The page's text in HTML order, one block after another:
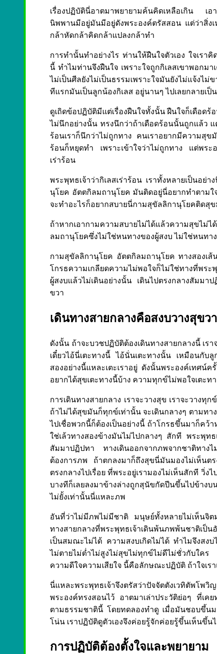
เรื่องปฏิบัตินี่อาตมาพยายามค้นคิดเหลือเกิน เอ
นิพพานมีอยู่มันมีอยู่ดังพระองค์ตรัสสอน แต่ว่าสิ่ง
กล้าหัดกล้าคิดกล้าแปลงกล้าทำ
การทำนั้นทำอย่างไร ท่านให้ฝืนใจตัวเอง ใจเรา
นี้ ทำไมท่านจึงฝืนใจ เพราะใจถูกกิเลสเขาพอกม
ไม่เป็นศีลยังไม่เป็นธรรมเพราะใจมันยังไม่แจ้งไม่
ทีแรกมันเป็นลูกน้องกิเลส อยู่นานๆ ไปเลยกลายเป็
ดูเถิดข้อปฏิบัติมีแต่เรื่องฝืนใจทั้งนั้น ฝืนใจก็เดือด
ไม่นึกอย่างนั้น ทรงนึกว่าถ้าเดือดร้อนนั้นถูกแล้ว แ
ร้อนเราก็นึกว่าไม่ถูกทาง คนเราอยากมีความสุ
ร้อนก็หยุดทำ เพราะเข้าใจว่าไม่ถูกทาง แต่พระ
เร่าร้อน
พระพุทธเจ้าว่ากิเลสเร่าร้อน เราทั้งหลายเป็นอ
นุโยค อัตตกิลมถานุโยค มันติดอยู่นี่อยากทำตามใ
จะทำอะไรก็อยากสบายนี่กามสุขัลลิกานุโยคติดสุข
ถ้าหากเอากามความสบายไม่ได้แล้วความสุขไม่
ลมถานุโยคซึ่งไม่ใช่หนทางของผู้สงบ ไม่ใช่หนทา
กามสุขัลลิกานุโยค อัตตกิลมถานุโยค ทางสองเส้
โกรธความเกลียดความไม่พอใจก็ไม่ใช่ทางที่พร
ผู้สงบแล้วไม่เดินอย่างนั้น เดินไปตรงกลางสัมม
ขวา
เดินทางสายกลางคือสงบวางสุขว
ดังนั้น ถ้าจะบวชปฏิบัติต้องเดินทางสายกลางนี้ เร
เดี๋ยวไอ้นี่เตะทางนี้ ไอ้นั่นเตะทางนั้น เหมือนกับ
สองอย่างนี้แหละเตะเราอยู่ ดังนั้นพระองค์เทศน์
อยากได้สุขเตะทางนี้บ้าง ความทุกข์ไม่พอใจเตะท
การเดินทางสายกลาง เราจะวางสุข เราจะวาง
ถ้าไม่ได้สุขมันก็ทุกข์เท่านั้น จะเดินกลางๆ ตามท
ไปเชื่อพวกนี้ก็ต้องเป็นอย่างนี้ ถ้าโกรธขึ้นมาก็คว้
ใช่เล้วทางสองข้างมันไม่ไปกลางๆ สักที พระพุท
สัมมาปฏิปทา ทางเดินออกจากภพจากชาติทา
ต้องการภพ ถ้าตกลงมาก็ถึงสุขนี่มันมองไม่เห็นต
ตรงกลางไปเรื่อย ที่พระอยู่เรามองไม่เห็นสักที วิ่
บางทีก็เลยลงมาข้างล่างถูกสุนัขกัดปีนขึ้นไปข้าง
ไม่ยั้งเท่านั้นนี่แหละภพ
อันที่ว่าไม่มีภพไม่มีชาติ มนุษย์ทั้งหลายไม่เห็นจิ
ทางสายกลางที่พระพุทธเจ้าเดินพ้นภพพ้นชาติเป็
เป็นสมณะไม่ได้ ความสงบเกิดไม่ได้ ทำไมจึงสงบ
ไม่ตายไม่ต่ำไม่สูงไม่สุขไม่ทุกข์ไม่ดีไม่ชั่วกับใคร
ความดีใจความเสียใจ นี้คือลักษณะปฏิบัติ ถ้าใจเร
นี่แหละพระพุทธเจ้าจึงตรัสว่าปัจจัตตังเวทิตัพ
พระองค์ทรงสอนไว้ อาตมาเล่าประวัติย่อๆ ที่เคย
ตามธรรมชาตินี้ โดยทดลองทำดู เมื่อมันชอบขึ้น
โน่น เราปฏิบัติดูตัวเองจึงค่อยรู้จักค่อยรู้ขึ้นเห็นขึ้น
การปฏิบัติต้องตั้งใจและพยายาม